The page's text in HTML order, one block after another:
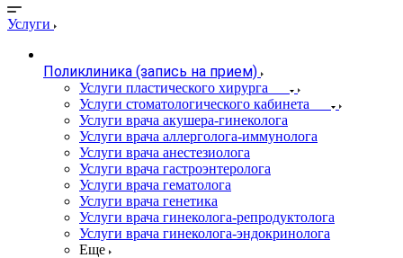
Услуги
Поликлиника (запись на прием)
Услуги пластического хирурга
Услуги стоматологического кабинета
Услуги врача акушера-гинеколога
Услуги врача аллерголога-иммунолога
Услуги врача анестезиолога
Услуги врача гастроэнтеролога
Услуги врача гематолога
Услуги врача генетика
Услуги врача гинеколога-репродуктолога
Услуги врача гинеколога-эндокринолога
Еще